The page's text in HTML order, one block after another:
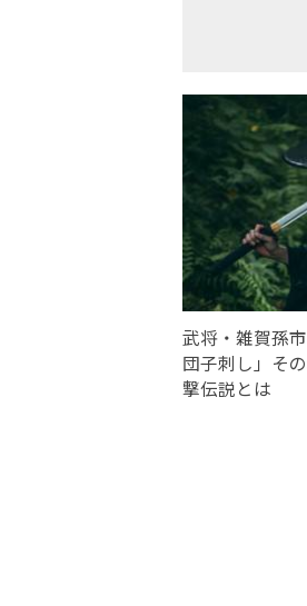
武将・雑賀孫
団子刺し」そ
撃伝説とは